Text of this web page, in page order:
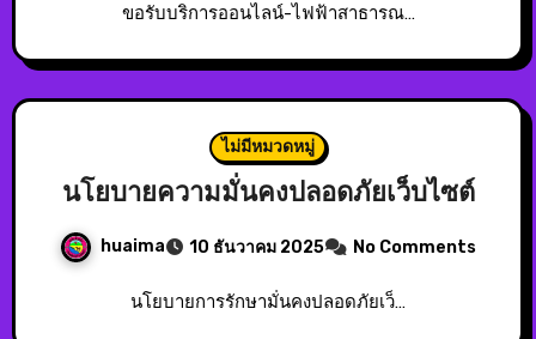
ขอรับบริการออนไลน์-ไฟฟ้าสาธารณ…
ไม่มีหมวดหมู่
นโยบายความมั่นคงปลอดภัยเว็บไซต์
huaima 10 ธันวาคม 2025 No Comments
นโยบายการรักษามั่นคงปลอดภัยเว็…